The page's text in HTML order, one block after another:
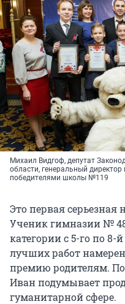
Михаил Видгоф, депутат
области, генеральный
победителями школы №119
Это первая серьезная
Ученик гимназии №
категории с 5-го по 8-
лучших работ
премию родителям.
Иван подумывает
гуманитарной сфере.